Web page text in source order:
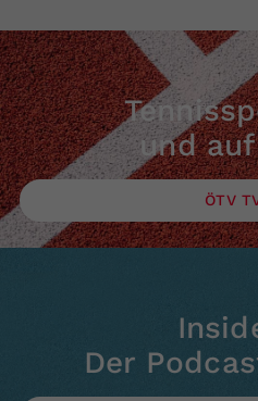
und
ÖTV
Der